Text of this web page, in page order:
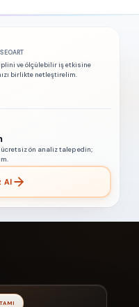
ve ölçülebilir iş etkisine
birlikte netleştirelim.
ön analiz talep edin;
Al